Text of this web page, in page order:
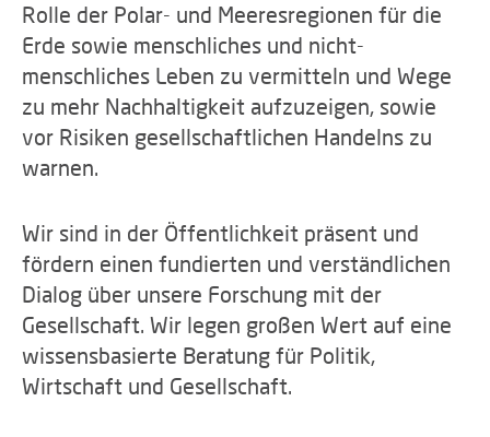
Rolle der Polar- und Meeresregionen für die
Erde sowie menschliches und nicht-
menschliches Leben zu vermitteln und Wege
zu mehr Nachhaltigkeit aufzuzeigen, sowie
vor Risiken gesellschaftlichen Handelns zu
warnen.
Wir sind in der Öffentlichkeit präsent und
fördern einen fundierten und verständlichen
Dialog über unsere Forschung mit der
Gesellschaft. Wir legen großen Wert auf eine
wissensbasierte Beratung für Politik,
Wirtschaft und Gesellschaft.